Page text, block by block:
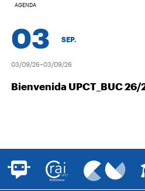
AGENDA
03 SEP.
03/09/26–03/09/26
Bienvenida UPCT_BUC 26/27